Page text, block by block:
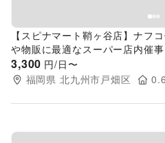
【スピナマート鞘ヶ谷店】ナフ
や物販に最適なスーパー店内催
3,300 円/日〜
福岡県 北九州市戸畑区 0.6